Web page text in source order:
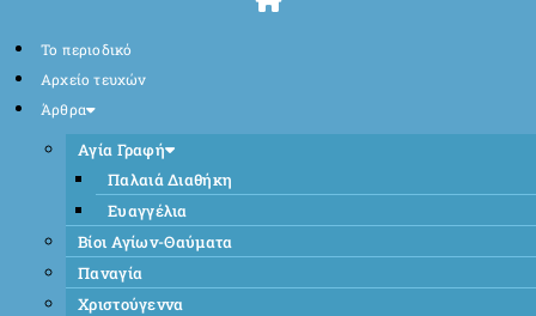
Το περιοδικό
Αρχείο τευχών
Άρθρα
Αγία Γραφή
Παλαιά Διαθήκη
Ευαγγέλια
Βίοι Αγίων-Θαύματα
Παναγία
Χριστούγεννα